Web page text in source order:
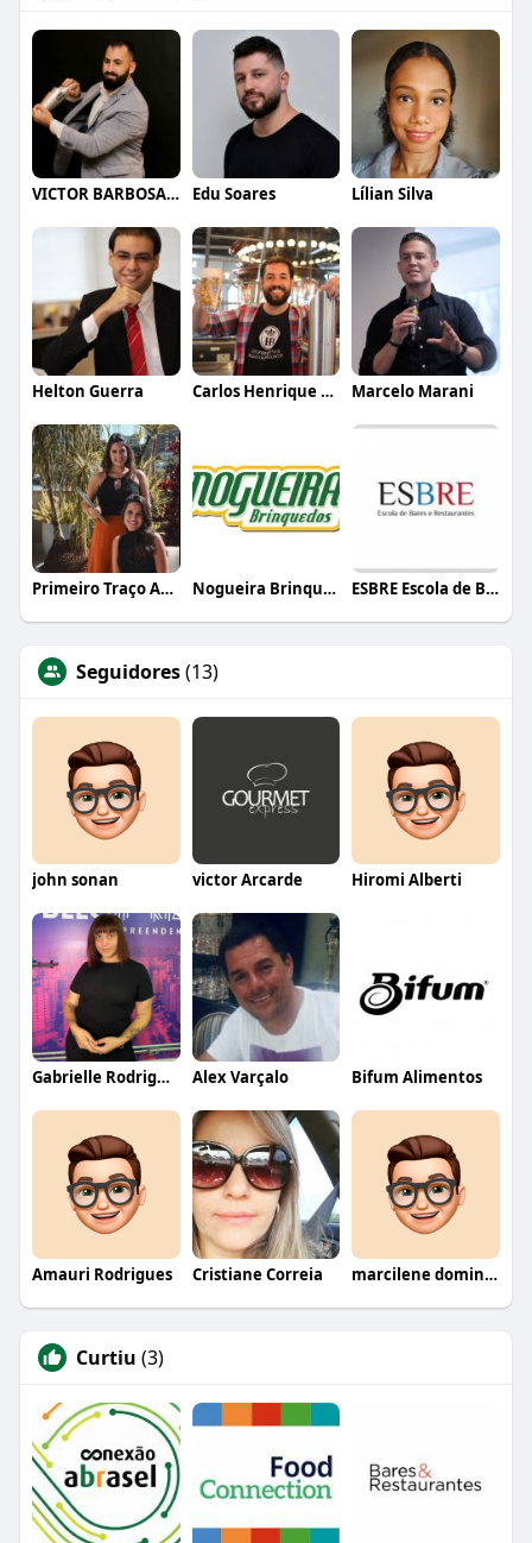
VICTOR BARBOSA QUARANTA Edu Soares Lílian Silva
Helton Guerra Carlos Henrique de Faria Vasconcelos Marcelo Marani
Primeiro Traço Arquitetura Nogueira Brinquedos ESBRE Escola de Bares e Restaurantes
Seguidores(13)
john sonan victor Arcarde Hiromi Alberti
Gabrielle Rodrigues Alex Varçalo Bifum Alimentos
Amauri Rodrigues Cristiane Correia marcilene domingues
Curtiu (3)